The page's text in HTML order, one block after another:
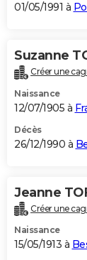
01/05/1991 à
Suzanne
Créer une
Naissance
12/07/1905 à
Décès
26/12/1990 à
Jeanne
Créer une
Naissance
15/05/1913 à